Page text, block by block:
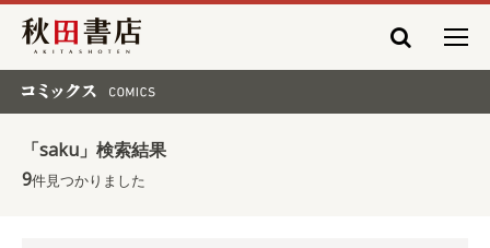
秋田書店
「saku」検索結果
9件見つかりました